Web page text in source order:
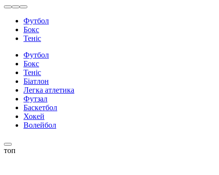
Футбол
Бокс
Теніс
Футбол
Бокс
Теніс
Біатлон
Легка атлетика
Футзал
Баскетбол
Хокей
Волейбол
топ